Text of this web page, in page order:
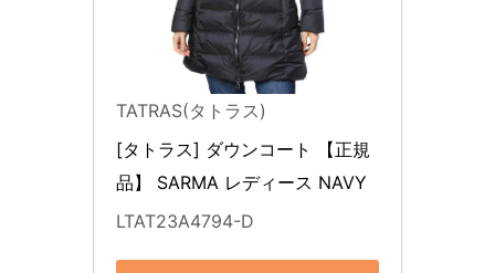
TATRAS(タトラス)
[タトラス] ダウンコート 【正規
品】 SARMA レディース NAVY
LTAT23A4794-D